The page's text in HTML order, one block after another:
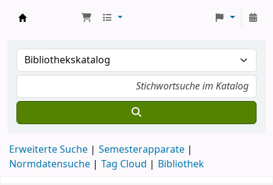
Erweiterte Suche
Semesterapparate
Normdatensuche
Tag Cloud Bibliothek